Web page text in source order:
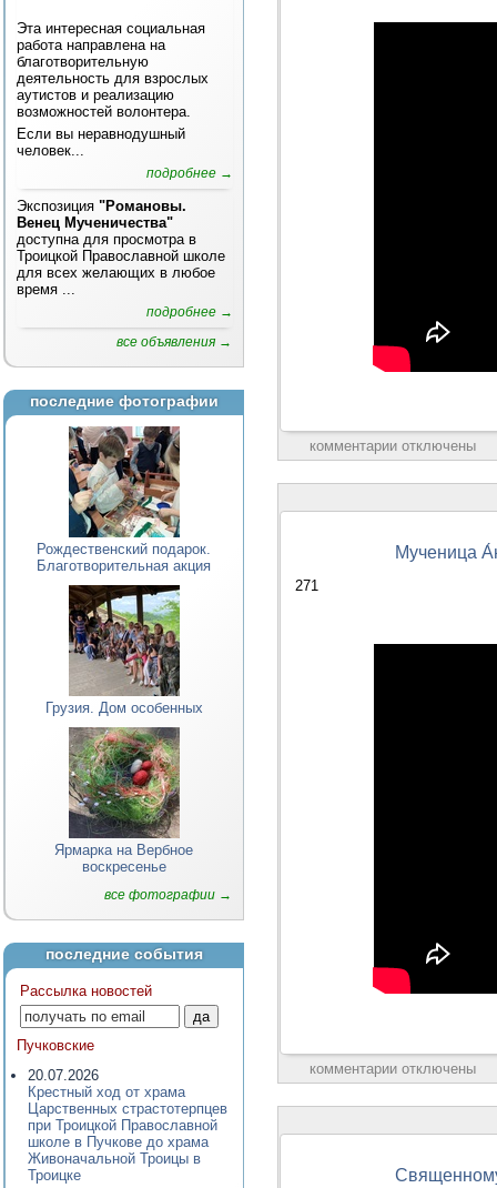
Эта интересная социальная
работа направлена на
благотворительную
деятельность для взрослых
аутистов и реализацию
возможностей волонтера.
Если вы неравнодушный
человек...
подробнее →
Экспозиция "Романовы.
Венец Мученичества"
доступна для просмотра в
Троицкой Православной школе
для всех желающих в любое
время ...
подробнее →
все объявления →
последние фотографии
Рождественский подарок.
Благотворительная акция
Грузия. Дом особенных
Ярмарка на Вербное
воскресенье
все фотографии →
последние события
Рассылка новостей
Пучковские
20.07.2026
Крестный ход от храма
Царственных страстотерпцев
при Троицкой Православной
школе в Пучкове до храма
Живоначальной Троицы в
Троицке
комментарии отключены
Мученица
271
комментарии отключены